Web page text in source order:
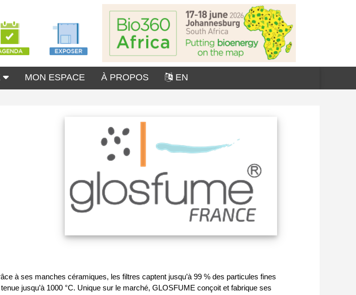
MON ESPACE À PROPOS EN
à ses manches céramiques, les filtres captent jusqu’à 99 % des particules fines
jusqu’à 1000 °C. Unique sur le marché, GLOSFUME conçoit et fabrique ses